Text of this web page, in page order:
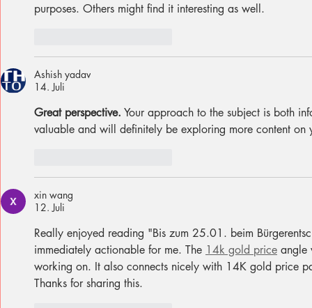
purposes. Others might find it interesting as well.
Ashish yadav
14. Juli
Great perspective. Your approach to the subject is both
valuable and will definitely be exploring more content on
xin wang
12. Juli
Really enjoyed reading "Bis zum 25.01. beim
immediately actionable for me. The 14k gold price angle
working on. It also connects nicely with 14K gold price
Thanks for sharing this.